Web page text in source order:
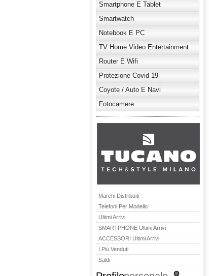
Smartphone E Tablet
Smartwatch
Notebook E PC
TV Home Video Entertainment
Router E Wifi
Protezione Covid 19
Coyote / Auto E Navi
Fotocamere
Marchi Distribuiti
Telefoni Per Modello
Ultimi Arrivi
SMARTPHONE Ultimi Arrivi
ACCESSORI Ultimi Arrivi
I Più Venduti
Saldi